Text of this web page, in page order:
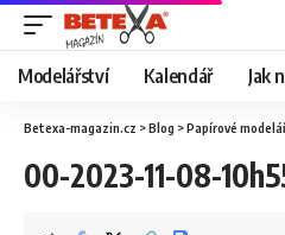
Modelářství Kalendář Jak
Betexa-magazin.cz >Blog >Papírové
00-2023-11-08-